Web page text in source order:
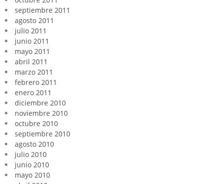
septiembre 2011
agosto 2011
julio 2011
junio 2011
mayo 2011
abril 2011
marzo 2011
febrero 2011
enero 2011
diciembre 2010
noviembre 2010
octubre 2010
septiembre 2010
agosto 2010
julio 2010
junio 2010
mayo 2010